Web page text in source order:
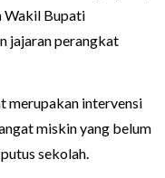
Wakil Bupati
jajaran perangkat
merupakan intervensi
miskin yang belum
sekolah.